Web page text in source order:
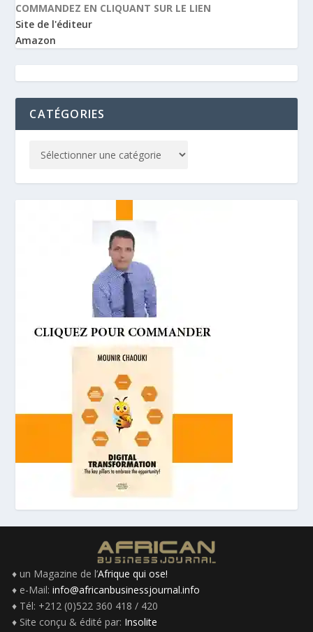
COMMANDEZ EN CLIQUANT SUR LE LIEN
Site de l'éditeur
Amazon
CATÉGORIES
♦ un Magazine de l’Afrique qui ose!
♦ e-Mail: info@africanbusinessjournal.info
♦ Tél: +212 (0)522 360 418 / 420
♦ Site conçu & édité par: Insolite